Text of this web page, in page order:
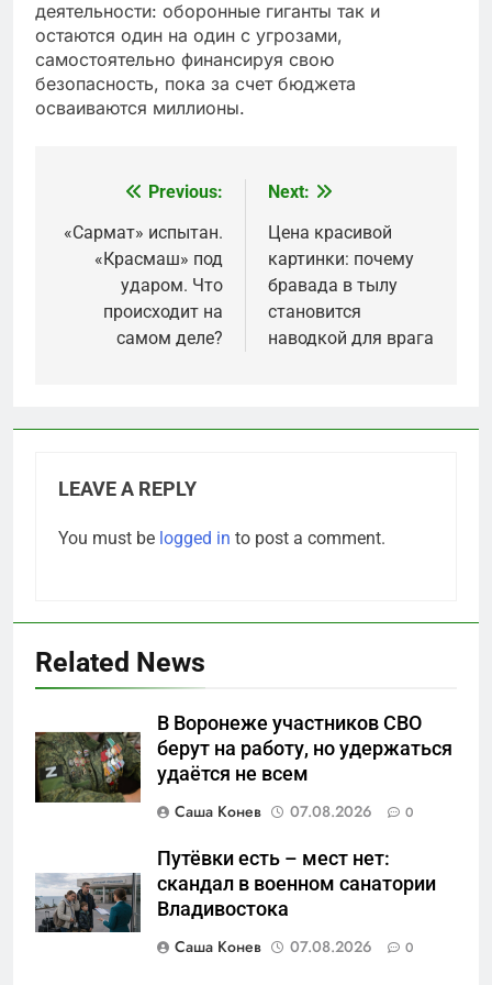
деятельности: оборонные гиганты так и
остаются один на один с угрозами,
самостоятельно финансируя свою
безопасность, пока за счет бюджета
осваиваются миллионы.
navigation
Previous:
«Сармат» испытан.
«Красмаш» под
ударом. Что
происходит на
самом деле?
Next:
Цена красивой
картинки: почему
бравада в тылу
становится
наводкой для врага
LEAVE A REPLY
You must be logged in to post a comment.
Related News
В Воронеже участников СВО
берут на работу, но удержаться
удаётся не всем
Саша Конев
07.08.2026 0
Путёвки есть – мест нет:
скандал в военном санатории
Владивостока
Саша Конев
07.08.2026 0
Перезагрузка в Удмуртии:
Отставка Бречалова как
результат управленческих
региона
САНКТ-ПЕТЕРБУРГ И ОБЛАСТЬ
6
Зачистка неба: Силовой
передел авиаотрасли
САНКТ-ПЕТЕРБУРГ И ОБЛАСТЬ